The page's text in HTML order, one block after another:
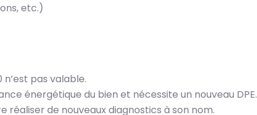
etc.)
pas valable.
énergétique du bien et nécessite un nouveau DPE.
de nouveaux diagnostics à son nom.